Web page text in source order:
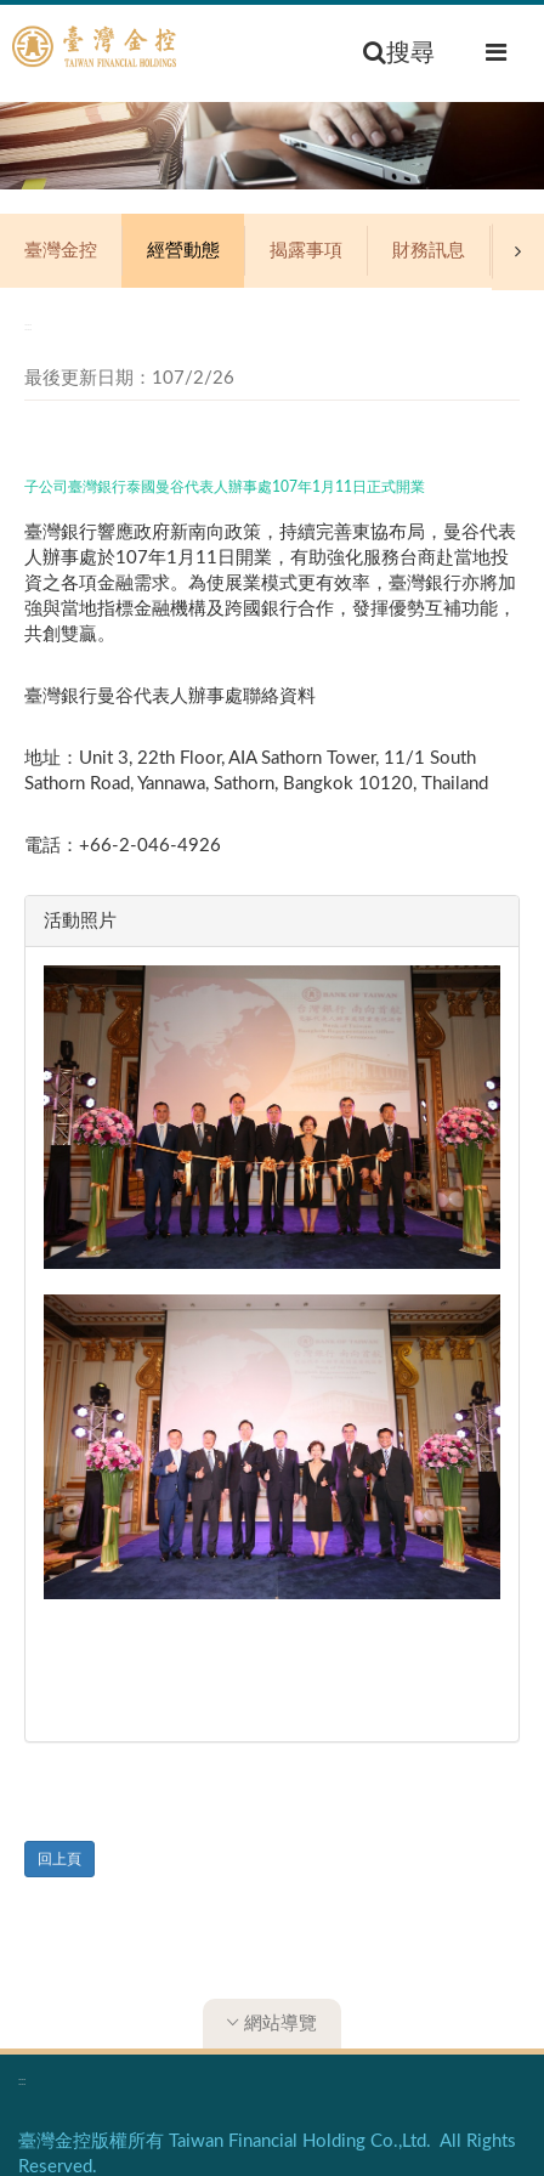
搜尋
臺灣金控 經營動態 揭露事項 財務訊息 公
最後更新日期：107/2/26
子公司臺灣銀行泰國曼谷代表人辦事處107年1月11日正式開業
臺灣銀行響應政府新南向政策，持續完善東協布局，曼谷代表
人辦事處於107年1月11日開業，有助強化服務台商赴當地投
資之各項金融需求。為使展業模式更有效率，臺灣銀行亦將加
強與當地指標金融機構及跨國銀行合作，發揮優勢互補功能，
共創雙贏。​
臺灣銀行曼谷代表人辦事處聯絡資料
地址：Unit 3, 22th Floor, AIA Sathorn Tower, 11/1 South
Sathorn Road, Yannawa, Sathorn, Bangkok 10120, Thailand
電話：+66-2-046-4926
活動照片​​
回上頁
網站導覽
:::
臺灣金控版權所有 Taiwan Financial Holding Co.,Ltd. All Rights
Reserved.